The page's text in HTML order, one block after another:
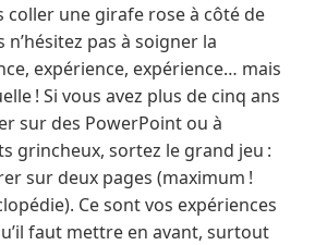
coller une girafe rose à côté de
pas à soigner la
expérience, expérience… mais
! Si vous avez plus de cinq ans
sur des PowerPoint ou à
grincheux, sortez le grand jeu :
sur deux pages (maximum !
Ce sont vos expériences
faut mettre en avant, surtout